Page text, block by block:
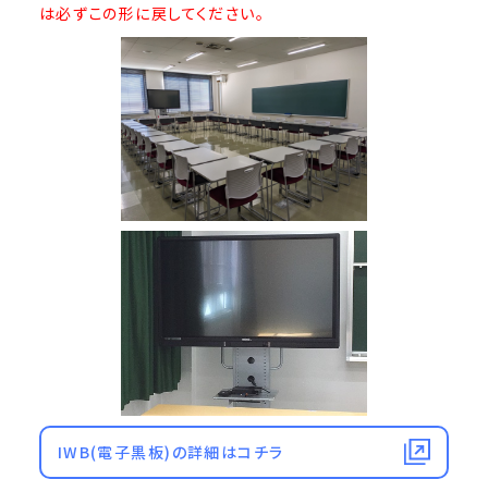
は必ずこの形に戻してください。
IWB(電子黒板)の詳細はコチラ